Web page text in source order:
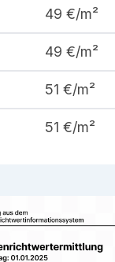
49 €/m²
49 €/m²
51 €/m²
51 €/m²